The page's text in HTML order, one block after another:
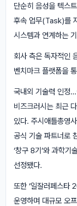
단순히 음성을 텍스
후속 업무(Task)를
시스템과 연계하는
회사 측은 독자적인
벤치마크 플랫폼을
국내외 기술력 인정
비즈크러시는 최근
있다. 주시애틀총영
공식 기술 파트너로
‘창구 8기’와 과학기
선정됐다.
또한 ‘일잘러페스타
운영하며 대규모 오